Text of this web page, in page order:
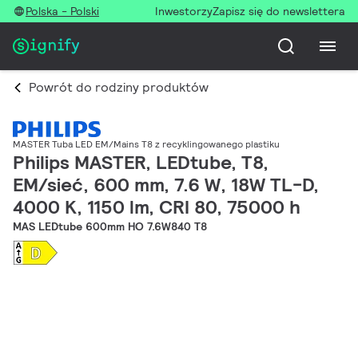
Polska - Polski InwestorzyZapisz się do newslettera
Powrót do rodziny produktów
MASTER Tuba LED EM/Mains T8 z recyklingowanego plastiku
Philips MASTER, LEDtube, T8,
EM/sieć, 600 mm, 7.6 W, 18W TL-D,
4000 K, 1150 lm, CRI 80, 75000 h
MAS LEDtube 600mm HO 7.6W840 T8